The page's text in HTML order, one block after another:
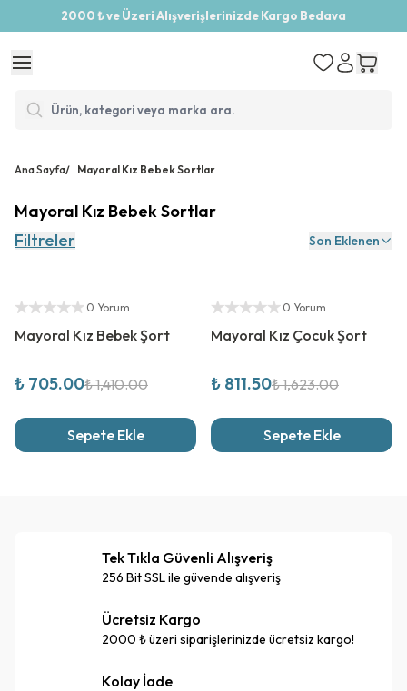
2000 ₺ ve Üzeri Alışverişlerinizde Kargo Bedava
Ana Sayfa/ Mayoral Kız Bebek Sortlar
Mayoral Kız Bebek Sortlar
Filtreler
Son Eklenen
Yetkili Satıcı
0 Yorum
Mayoral Kız Bebek Şort
₺ 705.00₺ 1,410.00
Sepete Ekle
Yetkili Satıcı
0 Yorum
Mayoral Kız Çocuk Şort
₺ 811.50₺ 1,623.00
Sepete Ekle
Tek Tıkla Güvenli Alışveriş
256 Bit SSL ile güvende alışveriş
Ücretsiz Kargo
2000 ₺ üzeri siparişlerinizde ücretsiz kargo!
Kolay İade